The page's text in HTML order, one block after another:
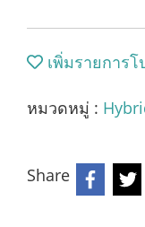
เพิ่มรายการโ
หมวดหมู่ :
Share